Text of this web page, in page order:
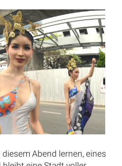
Abend lernen, eines